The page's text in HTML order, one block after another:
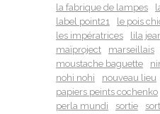
la fabrique de lampes
label point21
le pois
les impératrices
lila
maïproject
marseillais
moustache baguette
nohi nohi
nouveau lieu
papiers peints cochenko
perla mundi
sortie